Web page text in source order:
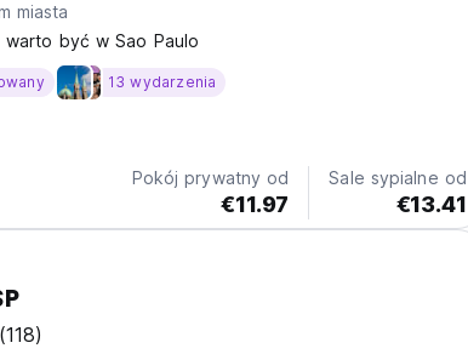
miasta
być w Sao Paulo
13 wydarzenia
Pokój prywatny od
€11.97
Sale sypialne od
€13.41